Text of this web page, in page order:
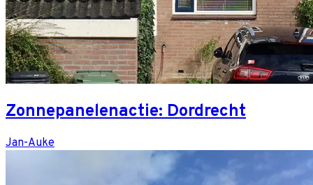
Zonnepanelenactie: Dordrecht
Jan-Auke